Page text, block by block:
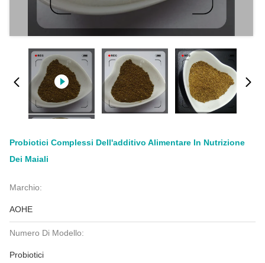
Probiotici Complessi Dell'additivo Alimentare In Nutrizione
Dei Maiali
Marchio:
AOHE
Numero Di Modello:
Probiotici